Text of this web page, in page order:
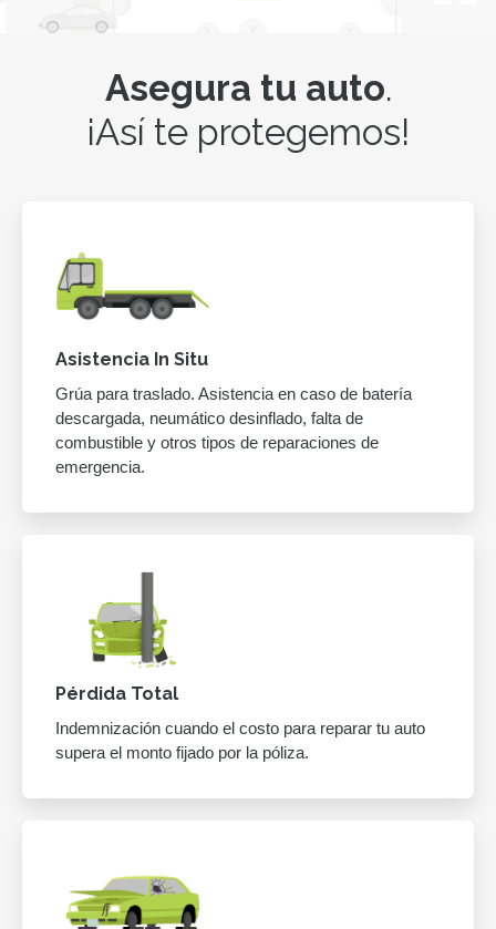
Asegura tu auto.
¡Así te protegemos!
Asistencia In Situ
Grúa para traslado. Asistencia en caso de batería
descargada, neumático desinflado, falta de
combustible y otros tipos de reparaciones de
emergencia.
Pérdida Total
Indemnización cuando el costo para reparar tu auto
supera el monto fijado por la póliza.